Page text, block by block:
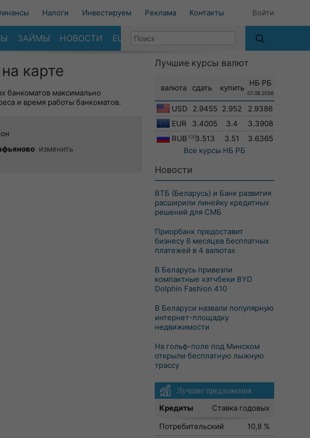
Налоги Инвестируем Реклама Контакты Войти
ЗАЙМЫ НОВОСТИ ЕЩЕ
карте
банкоматов максимально
и время работы банкоматов.
изменить
Лучшие курсы валют
валюта сдать купить
НБ РБ
07.08.2026
USD 2.9455 2.952
2.9386
EUR
3.4005 3.4
3.3908
RUB 1003.513 3.51
3.6365
Все курсы НБ РБ
Новости
ВТБ (Беларусь) и Банк развития
расширили линейку кредитных
решений для СМБ
Приорбанк предоставит
бизнесу 6 месяцев бесплатных
платежей в 4 валютах
В Беларусь привезли
компактные хэтчбеки BYD
Dolphin Fashion 410
В Беларуси назвали популярную
интернет-площадку
недвижимости
На гольф-поле под Минском
открыли бесплатную лыжную
трассу
Лучшие предложения
Кредиты
Ставка годовых
Потребительский
10,8 %